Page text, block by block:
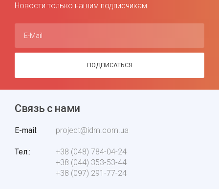
Новости только нашим подписчикам.
E-Mail
ПОДПИСАТЬСЯ
Связь с нами
E-mail project@idm.com.ua
Тел.
+38 (048) 784-04-24
+38 (044) 353-53-44
+38 (097) 291-77-24